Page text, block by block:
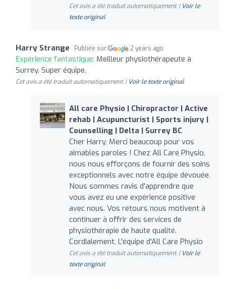
Cet avis a été traduit automatiquement. | Voir le
texte original
Harry Strange Publiée sur 2 years ago
Expérience fantastique: Meilleur physiothérapeute à
Surrey. Super équipe.
Cet avis a été traduit automatiquement. | Voir le texte original
All care Physio | Chiropractor | Active
rehab | Acupuncturist | Sports injury |
Counselling | Delta | Surrey BC
Cher Harry, Merci beaucoup pour vos
aimables paroles ! Chez All Care Physio,
nous nous efforçons de fournir des soins
exceptionnels avec notre équipe dévouée.
Nous sommes ravis d'apprendre que
vous avez eu une expérience positive
avec nous. Vos retours nous motivent à
continuer à offrir des services de
physiothérapie de haute qualité.
Cordialement, L'équipe d'All Care Physio
Cet avis a été traduit automatiquement. | Voir le
texte original